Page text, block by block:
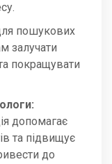
пошукових
залучати
покращувати
допомагає
та підвищує
до